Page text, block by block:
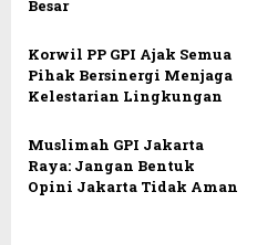
Besar
Korwil PP GPI Ajak Semua
Pihak Bersinergi Menjaga
Kelestarian Lingkungan
Muslimah GPI Jakarta
Raya: Jangan Bentuk
Opini Jakarta Tidak Aman